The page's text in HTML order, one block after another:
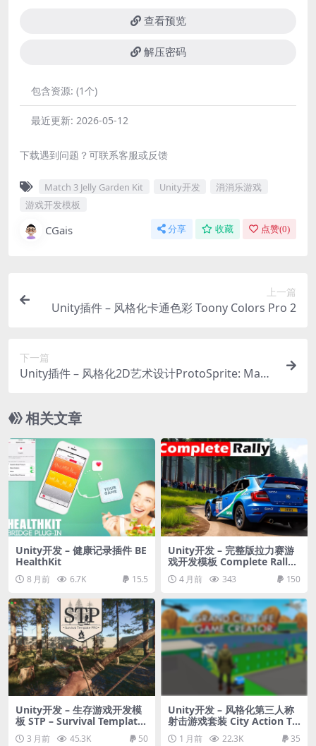
查看预览
解压密码
包含资源: (1个)
最近更新: 2026-05-12
下载遇到问题？可联系客服或反馈
Match 3 Jelly Garden Kit Unity开发
消消乐游戏
游戏开发模板
CGais 分享 收藏 点赞(0)
上一篇
Unity插件 – 风格化卡通色彩 Toony Colors Pro 2
下一篇
Unity插件 – 风格化2D艺术设计ProtoSprite: Make
相关文章
Unity开发 – 健康记录插件 BE
HealthKit
8 月前 6.7K 15.5
Unity开发 – 完整版拉力赛游
戏开发模板 Complete Rally
Game (All in One) for URP
4 月前 343 150
Unity开发 – 生存游戏开发模
板 STP – Survival Template
PRO3 月前 45.3K 50
Unity开发 – 风格化第三人称
射击游戏套装 City Action TP
S Game Kit for Mobile & PC
1 月前 22.3K 35